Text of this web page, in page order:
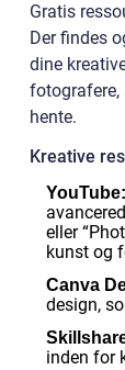
Gratis
Der findes
dine
fotografere,
hente.
Kreative
YouTube:
eller
kunst og
Canva
design,
inden for